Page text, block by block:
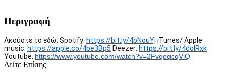
Περιγραφή
Ακούστε το εδώ: Spotify: https://bit.ly/4bNouYj iTunes/ Apple
music: https://apple.co/4be3Bp5 Deezer: https://bit.ly/4dolRxk
Youtube: https://www.youtube.com/watch?v=2FvqoqcqViQ
Δείτε Επίσης